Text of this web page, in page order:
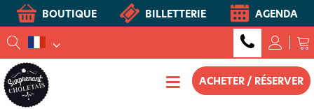
BOUTIQUE BILLETTERIE AGENDA
ACHETER / RÉSERVER